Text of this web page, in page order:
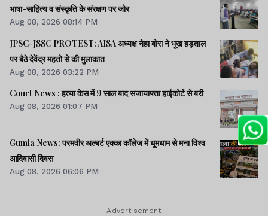
भाषा-साहित्य व संस्कृति के संरक्षण पर जोर
Aug 08, 2026 08:14 PM
JPSC-JSSC PROTEST: AISA अध्यक्ष नेहा बोरा ने भूख हड़ताल
पर बैठे देवेंद्र महतो से की मुलाकात
Aug 08, 2026 03:22 PM
Court News : हत्या केस में 9 साल बाद सजायाफ्ता हाईकोर्ट से बरी
Aug 08, 2026 01:07 PM
Gumla News: परमवीर अल्बर्ट एक्का कॉलेज में धूमधाम से मना विश्व
आदिवासी दिवस
Aug 08, 2026 06:06 PM
Advertisement